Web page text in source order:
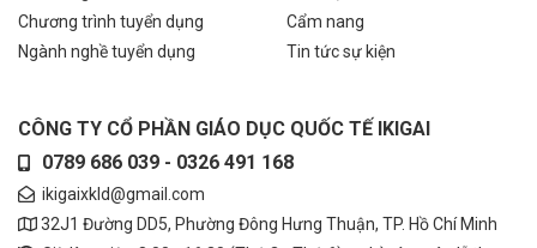
Chương trình tuyển dụng
Ngành nghề tuyển dụng
Cẩm nang
Tin tức sự kiện
CÔNG TY CỔ PHẦN GIÁO DỤC QUỐC TẾ IKIGAI
0789 686 039 - 0326 491 168
ikigaixkld@gmail.com
32J1 Đường DD5, Phường Đông Hưng Thuận, TP. Hồ Chí Minh